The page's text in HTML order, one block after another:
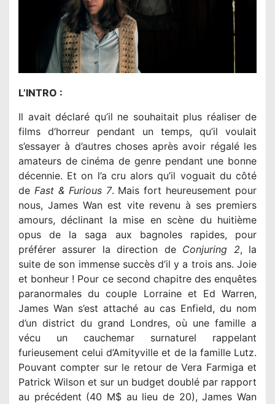
L’INTRO :
Il avait déclaré qu’il ne souhaitait plus réaliser de
films d’horreur pendant un temps, qu’il voulait
s’essayer à d’autres choses après avoir régalé les
amateurs de cinéma de genre pendant une bonne
décennie. Et on l’a cru alors qu’il voguait du côté
de Fast & Furious 7. Mais fort heureusement pour
nous, James Wan est vite revenu à ses premiers
amours, déclinant la mise en scène du huitième
opus de la saga aux bagnoles rapides, pour
préférer assurer la direction de Conjuring 2, la
suite de son immense succès d’il y a trois ans. Joie
et bonheur ! Pour ce second chapitre des enquêtes
paranormales du couple Lorraine et Ed Warren,
James Wan s’est attaché au cas Enfield, du nom
d’un district du grand Londres, où une famille a
vécu un cauchemar surnaturel rappelant
furieusement celui d’Amityville et de la famille Lutz.
Pouvant compter sur le retour de Vera Farmiga et
Patrick Wilson et sur un budget doublé par rapport
au précédent (40 M$ au lieu de 20), James Wan